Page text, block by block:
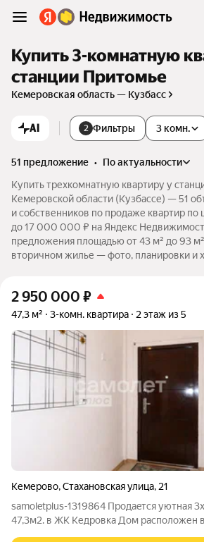
Купить 3-комнатную
станции Притомье
Кемеровская область — Кузбасс
AI 2 Фильтры 3 комн.
51 предложение •
по актуальности
Купить трехкомнатную квартиру у
Кемеровской области (Кузбассе) — 51
и собственников по продаже квартир
до 17 000 000 ₽ на Яндекс
предложения площадью от 43 м² до 93
вторичном жилье — фото, планировки и
2 950 000 ₽
47,3 м² 3-комн. квартира 2 этаж из 5
Кемерово,Стахановская улица, 21
samoletplus-1319864 Продaeтcя уютнaя
47,3м2. в ЖК Кедровка Дoм pасположен